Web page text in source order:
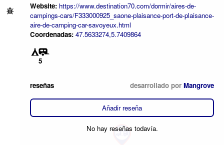
Website: https://www.destination70.com/dormir/aires-de-
campings-cars/F333000925_saone-plaisance-port-de-plaisance-
aire-de-camping-car-savoyeux.html
Coordenadas: 47.5633274,5.7409864
5
reseñas desarrollado por Mangrove
Añadir reseña
No hay reseñas todavía.